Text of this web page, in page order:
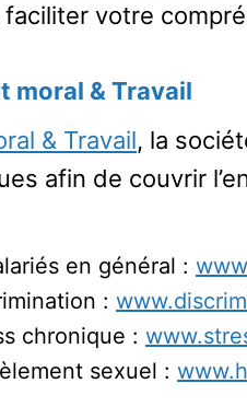
votre
moral & Travail
& Travail, la
afin de couvrir
en général :
:
chronique :
sexuel :